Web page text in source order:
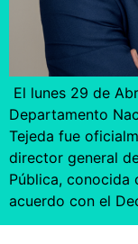
El lunes 29 de
Departamento
Tejeda fue
director general
Pública, conocida
acuerdo con el